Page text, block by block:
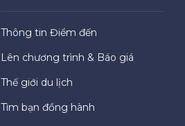
Thông tin Điểm đến
Lên chương trình & Báo giá
Thế giới du lịch
Tìm bạn đồng hành